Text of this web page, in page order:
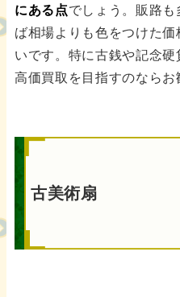
にある点でしょう。販路
ば相場よりも色をつけた
いです。特に古銭や記念硬
高価買取を目指すのならお
古美術扇